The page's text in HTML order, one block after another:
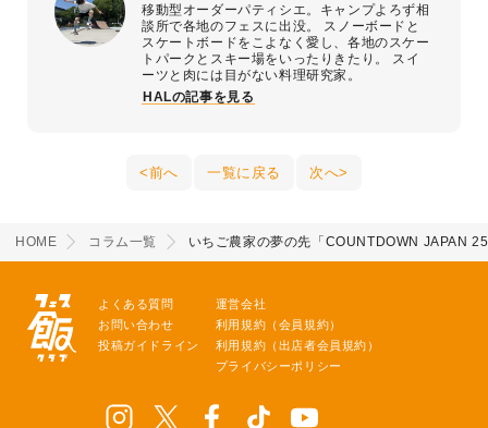
移動型オーダーパティシエ。キャンプよろず相
談所で各地のフェスに出没。 スノーボードと
スケートボードをこよなく愛し、各地のスケー
トパークとスキー場をいったりきたり。 スイ
ーツと肉には目がない料理研究家。
HALの記事を見る
前へ 一覧に戻る 次へ
HOME コラム一覧 いちご農家の夢の先「COUNTDOWN JAPAN
よくある質問
お問い合わせ
投稿ガイドライン
運営会社
利用規約（会員規約）
利用規約（出店者会員規約）
プライバシーポリシー